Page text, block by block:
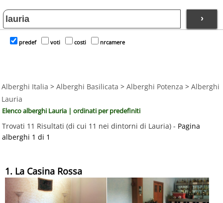
›
predef voti costi nrcamere
Alberghi Italia > Alberghi Basilicata > Alberghi Potenza > Alberghi
Lauria
Elenco alberghi Lauria | ordinati per predefiniti
Trovati 11 Risultati (di cui 11 nei dintorni di Lauria) - Pagina
alberghi 1 di 1
1. La Casina Rossa